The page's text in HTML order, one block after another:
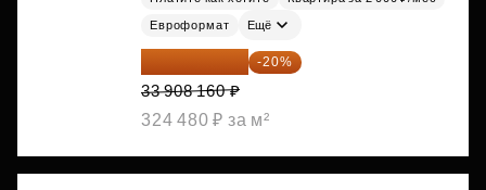
Евроформат Ещё
27 126 528 ₽ -20%
33 908 160 ₽
324 480 ₽ за м²